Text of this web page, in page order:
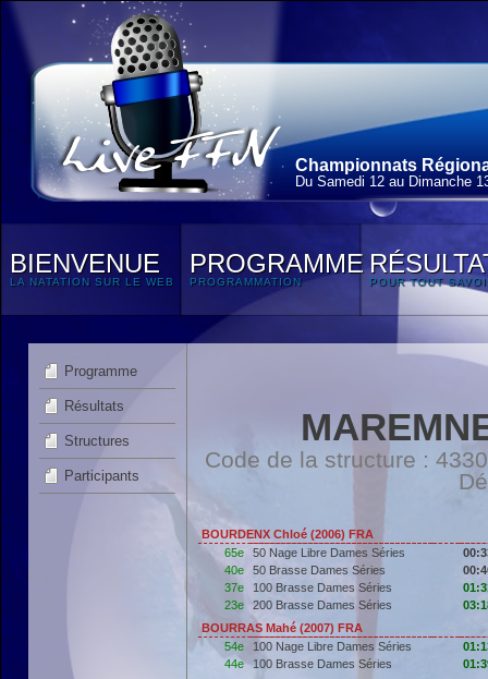
Championnats
Du Samedi 12 au Dimanche
BIENVENUE
LA NATATION SUR LE WEB
PROGRAMME
PROGRAMMATION POUR TOUT
Programme
Résultats
Structures
Participants
Code de la structure :
BOURDENX Chloé (2006) FRA
65e
50 Nage Libre Dames Séries
40e
50 Brasse Dames Séries
37e
100 Brasse Dames Séries
23e
200 Brasse Dames Séries
BOURRAS Mahé (2007) FRA
54e
100 Nage Libre Dames Séries
44e
100 Brasse Dames Séries